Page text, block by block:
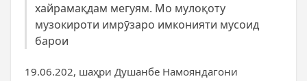
хайрамақдам мегуям. Мо мулоқоту
музокироти имрӯзаро имконияти мусоид
барои
19.06.202, шаҳри Душанбе Намояндагони